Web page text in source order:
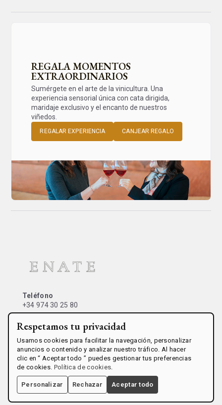
REGALA MOMENTOS
EXTRAORDINARIOS
Sumérgete en el arte de la vinicultura. Una
experiencia sensorial única con cata dirigida,
maridaje exclusivo y el encanto de nuestros
viñedos.
REGALAR EXPERIENCIA CANJEAR REGALO
Teléfono
+34 974 30 25 80
Dirección
Avda.de Las Artes, 1
22314 Salas Bajas, Huesca
Aviso legal
Política de cookies
Condiciones de venta
Respetamos tu privacidad
Usamos cookies para facilitar la navegación, personalizar
anuncios o contenido y analizar nuestro tráfico. Al hacer
clic en “ Aceptar todo ” puedes gestionar tus preferencias
de cookies. Política de cookies.
Personalizar Rechazar Aceptar todo